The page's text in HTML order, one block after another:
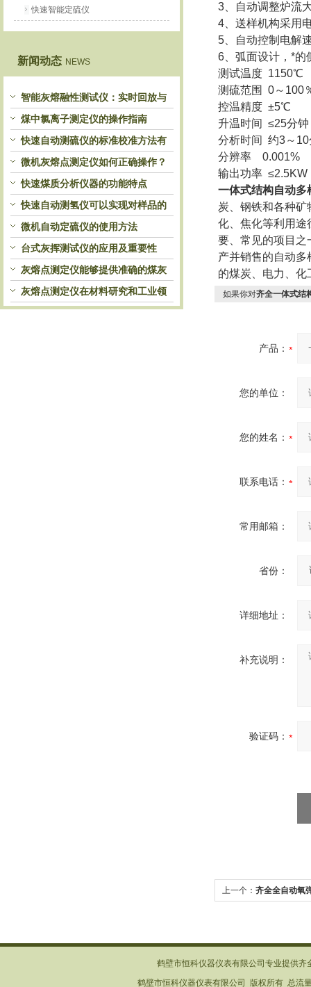
快速智能定硫仪
新闻动态 NEWS
智能灰熔融性测试仪：实时回放与
历史分析，解锁灰熔特性精准洞察
煤中氯离子测定仪的操作指南
快速自动测硫仪的标准校准方法有
哪些？
微机灰熔点测定仪如何正确操作？
快速煤质分析仪器的功能特点
快速自动测氢仪可以实现对样品的
自动处理和检测
微机自动定硫仪的使用方法
台式灰挥测试仪的应用及重要性
灰熔点测定仪能够提供准确的煤灰
熔融性参数
灰熔点测定仪在材料研究和工业领
域中发挥重要作用
3、自动调整炉流
4、送样机构采用
5、自动控制电解
6、弧面设计，*的
测试温度 1150℃
测硫范围 0～100
控温精度 ±5℃
升温时间 ≤25分钟
分析时间 约3～10
分辨率 0.001%
输出功率 ≤2.5KW
一体式结构自动多
炭、钢铁和各种
化、焦化等利用途
要、常见的项目之
产并销售的自动
的煤炭、电力、
如果你对齐全一体式结
产品：
您的单位：
您的姓名：
联系电话：
常用邮箱：
省份：
详细地址：
补充说明：
验证码：
上一个： 齐全全自动氧
鹤壁市恒科仪器仪表有限公司专业提供
鹤壁市恒科仪器仪表有限公司 版权所有 总流